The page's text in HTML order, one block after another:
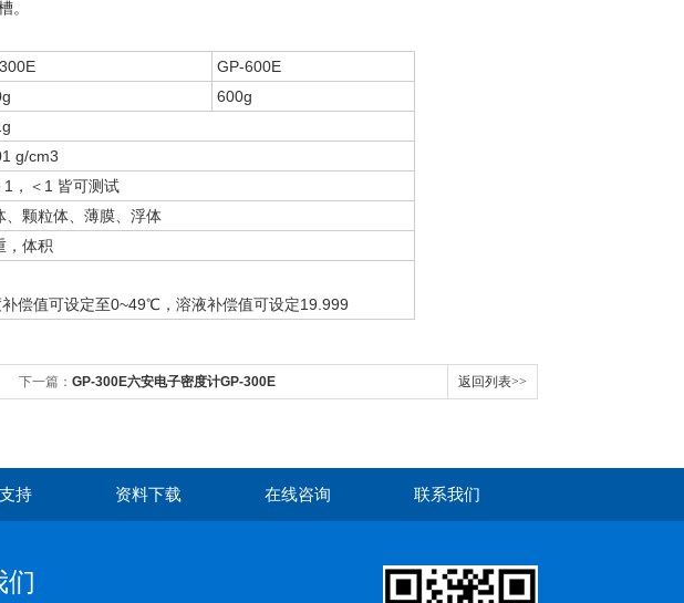
。
GP-600E
600g
g/cm3
，＜1 皆可测试
、颗粒体、薄膜、浮体
，体积
偿值可设定至0~49℃，溶液补偿值可设定19.999
下一篇： GP-300E六安电子密度计GP-300E 返回列表>>
持 资料下载 在线咨询 联系我们
们